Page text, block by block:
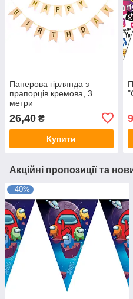
Паперова гірлянда з
прапорців кремова, 3
метри
26,40 ₴
Купити
Акційні пропозиції та
–40%